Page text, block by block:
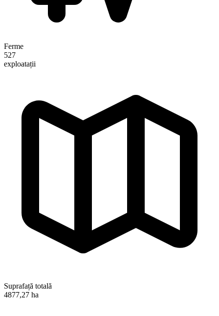
Ferme
527
exploatații
Suprafață totală
4877,27 ha